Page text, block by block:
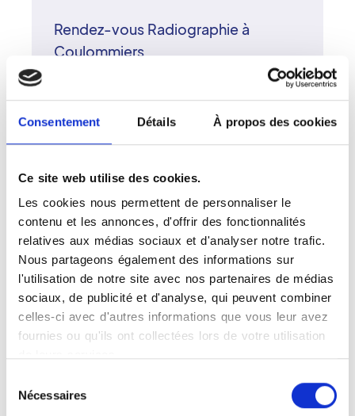
Consentement Détails À propos des cookies
Ce site web utilise des cookies.
Les cookies nous permettent de personnaliser le
contenu et les annonces, d'offrir des fonctionnalités
relatives aux médias sociaux et d'analyser notre trafic.
Nous partageons également des informations sur
l'utilisation de notre site avec nos partenaires de médias
sociaux, de publicité et d'analyse, qui peuvent combiner
celles-ci avec d'autres informations que vous leur avez
fournies ou qu'ils ont collectées lors de votre utilisation
Nécessaires
Rendez-vous Radiographie à
Coulommiers
Pour votre radiographie à Coulommiers,
prenez rendez-vous dans un centre
d'imagerie du réseau Vidi. Les membres
garantissant des clichés de haute
qualité. Cet examen, incontournable en
imagerie médicale, permet de détecter
fractures et pathologies thoraciques.
Les radiologues surspécialisés du centre
de Coulommiers interprètent les
résultats avec rigueur. Le réseau Vidi met
en avant la proximité, la réactivité et la
qualité du soin.